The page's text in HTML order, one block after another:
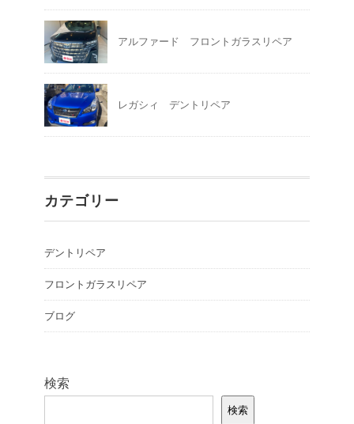
アルファード フロントガラスリペア
レガシィ デントリペア
カテゴリー
デントリペア
フロントガラスリペア
ブログ
検索
検索